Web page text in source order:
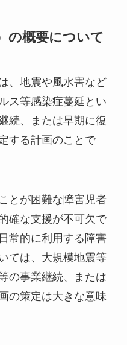
の概要について
、地震や風水害など
ス等感染症蔓延とい
続、または早期に復
する計画のことで
とが困難な障害児者
確な支援が不可欠で
常的に利用する障害
ては、大規模地震等
の事業継続、または
の策定は大きな意味